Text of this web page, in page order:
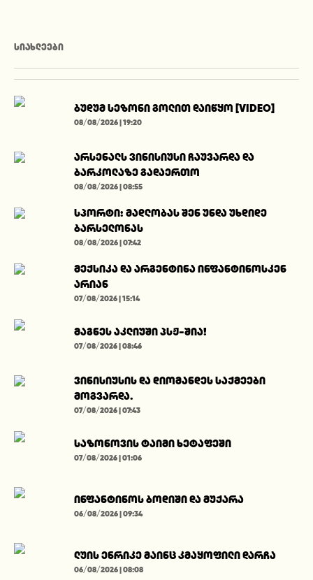
ᲡᲘᲐᲮᲚᲔᲔᲑᲘ
ბუდუმ სეზონი გოლით დაიწყო [VIDEO]
08/08/2026 | 19:20
არსენალს ვინისიუსი ჩაუვარდა და
ბარკოლაზე გადაერთო
08/08/2026 | 08:55
სპორტი: მადლობას შენ უნდა უხდიდე
ბარსელონას
08/08/2026 | 07:42
მექსიკა და არგენტინა ინფანტინოსკენ
არიან
07/08/2026 | 15:14
მაგნეს აკლიუში პსჟ-შია!
07/08/2026 | 08:46
ვინისიუსის და დიომანდეს საქმეები
მოგვარდა.
07/08/2026 | 07:43
საზონოვის ტაიმი ხეტაფეში
07/08/2026 | 01:06
ინფანტინოს ბოდიში და მუქარა
06/08/2026 | 09:34
ლუის ენრიკე მაინც კმაყოფილი დარჩა
06/08/2026 | 08:08